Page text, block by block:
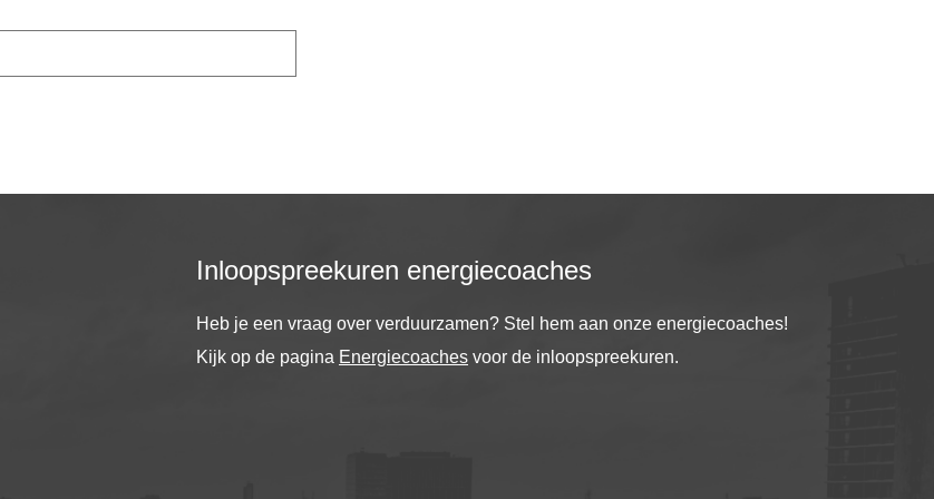
Inloopspreekuren energiecoaches
Heb je een vraag over verduurzamen? Stel hem aan onze energiecoaches!
Kijk op de pagina Energiecoaches voor de inloopspreekuren.